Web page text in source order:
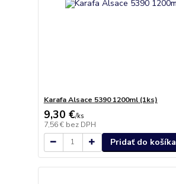
Karafa Alsace 5390 1200ml (1ks)
9,30 €/ks
7,56 € bez DPH
Pridať do košíka